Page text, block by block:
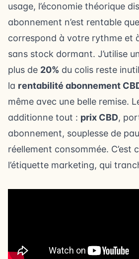
usage, l’économie théorique
abonnement n’est rentable
correspond à votre rythme et
sans stock dormant. J’utilise
plus de 20% du colis reste
la rentabilité abonnement
même avec une belle remise.
additionne tout : prix CBD,
abonnement, souplesse de
réellement consommée. C’est
l’étiquette marketing, qui